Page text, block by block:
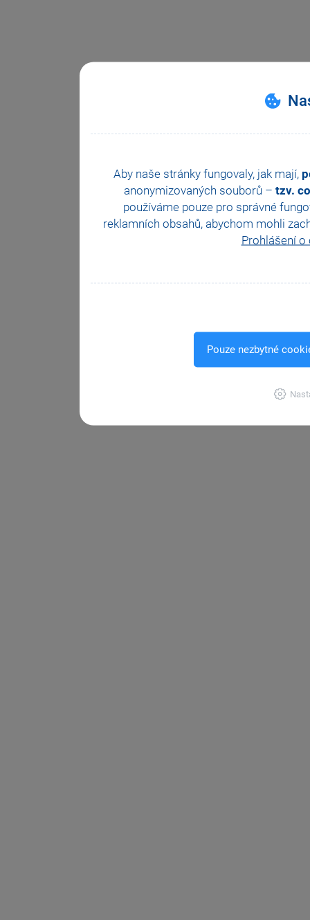
Aby naše stránky fungovaly, jak mají,
anonymizovaných souborů – tzv.
používáme pouze pro správné
reklamních obsahů, abychom mohli
Prohlášení
Pouze nezbytné